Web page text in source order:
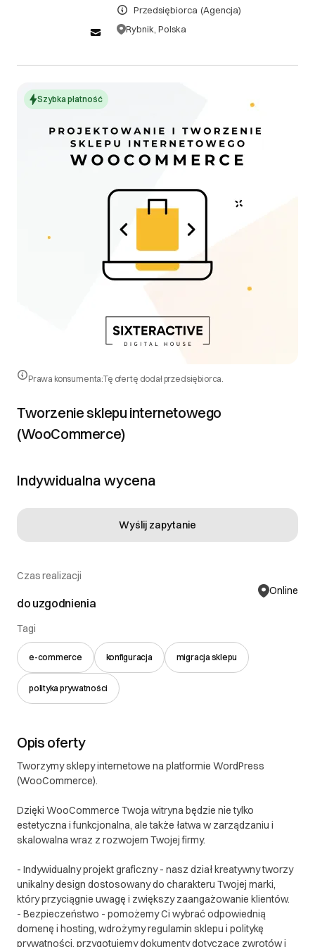
Przedsiębiorca (Agencja)
Rybnik, Polska
rozwiązania. Ze względu na charakter usług
cyfrowych, takich jak tworzenie stron internetowych,
copywriting, zwroty za już wykonane i dostarczone
III. Gwarancja oraz reklamacje
Całkowita odpowiedzialność Stron z tytułu
niewykonania lub nienależytego wykonania
ograniczona jest do 100% maksymalnego
wynagrodzenia określonego w Umowie. Strony nie
odpowiadają za utracone korzyści drugiej strony.
DOWIEDZ SIĘ WIĘCEJ
Szybka płatność
Prawa konsumenta:Tę ofertę dodał przedsiębiorca.
Tworzenie sklepu internetowego
(WooCommerce)
Indywidualna wycena
Czas realizacji
do uzgodnienia
Online
Tagi
e-commerce konfiguracja migracja sklepu
polityka prywatności
Wyślij zapytanie
Opis oferty
Tworzymy sklepy internetowe na platformie WordPress
(WooCommerce).
Dzięki WooCommerce Twoja witryna będzie nie tylko
estetyczna i funkcjonalna, ale także łatwa w zarządzaniu i
skalowalna wraz z rozwojem Twojej firmy.
- Indywidualny projekt graficzny - nasz dział kreatywny tworzy
unikalny design dostosowany do charakteru Twojej marki,
który przyciągnie uwagę i zwiększy zaangażowanie klientów.
- Bezpieczeństwo - pomożemy Ci wybrać odpowiednią
domenę i hosting, wdrożymy regulamin sklepu i politykę
prywatności, przygotujemy dokumenty dotyczące zwrotów i